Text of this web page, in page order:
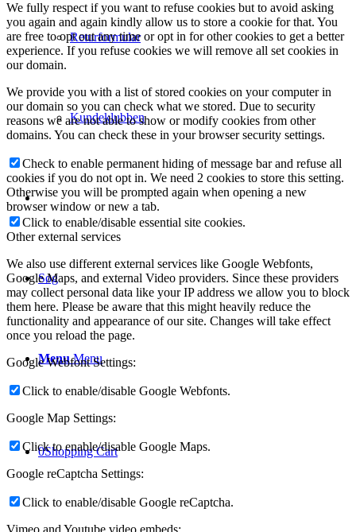
Returformular
Kundeklubben
Søg
Menu Menu
0Shopping Cart
We fully respect if you want to refuse cookies but to avoid asking
you again and again kindly allow us to store a cookie for that. You
are free to opt out any time or opt in for other cookies to get a better
experience. If you refuse cookies we will remove all set cookies in
our domain.
We provide you with a list of stored cookies on your computer in
our domain so you can check what we stored. Due to security
reasons we are not able to show or modify cookies from other
domains. You can check these in your browser security settings.
Check to enable permanent hiding of message bar and refuse all
cookies if you do not opt in. We need 2 cookies to store this setting.
Otherwise you will be prompted again when opening a new
browser window or new a tab.
Click to enable/disable essential site cookies.
Other external services
We also use different external services like Google Webfonts,
Google Maps, and external Video providers. Since these providers
may collect personal data like your IP address we allow you to block
them here. Please be aware that this might heavily reduce the
functionality and appearance of our site. Changes will take effect
once you reload the page.
Google Webfont Settings:
Click to enable/disable Google Webfonts.
Google Map Settings:
Click to enable/disable Google Maps.
Google reCaptcha Settings:
Click to enable/disable Google reCaptcha.